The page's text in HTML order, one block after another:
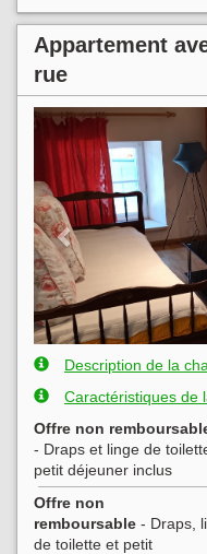
Appartement
rue
Previous
Description de la
Caractéristiques de
Offre non
- Draps et linge de
petit déjeuner inclus
Offre non
remboursable - Draps,
de toilette et petit